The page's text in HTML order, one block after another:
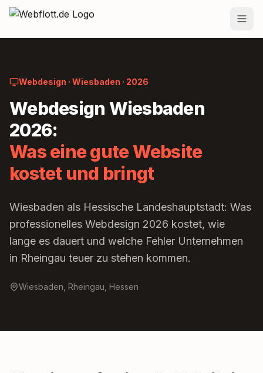
Zum Inhalt springen
Preise
Projekte
Team
Webdesign · Wiesbaden · 2026
Webdesign Wiesbaden
2026:
Was eine gute Website
kostet und bringt
Wiesbaden als Hessische Landeshauptstadt: Was
professionelles Webdesign 2026 kostet, wie
lange es dauert und welche Fehler Unternehmen
in Rheingau teuer zu stehen kommen.
Wiesbaden, Rheingau, Hessen